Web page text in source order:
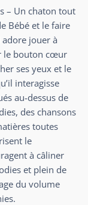
– Un chaton tout
Bébé et le faire
jouer à
le bouton cœur
ses yeux et le
interagisse
au-dessus de
des chansons
toutes
le
à câliner
et plein de
du volume